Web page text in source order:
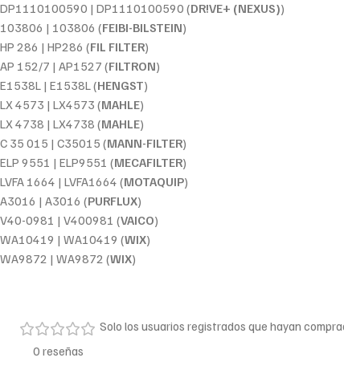
DP1110100590 | DP1110100590 (DR!VE+ (NEXUS))
103806 | 103806 (FEIBI-BILSTEIN)
HP 286 | HP286 (FIL FILTER)
AP 152/7 | AP1527 (FILTRON)
E1538L | E1538L (HENGST)
LX 4573 | LX4573 (MAHLE)
LX 4738 | LX4738 (MAHLE)
C 35 015 | C35015 (MANN-FILTER)
ELP 9551 | ELP9551 (MECAFILTER)
LVFA 1664 | LVFA1664 (MOTAQUIP)
A3016 | A3016 (PURFLUX)
V40-0981 | V400981 (VAICO)
WA10419 | WA10419 (WIX)
WA9872 | WA9872 (WIX)
0 reseñas
Solo los usuarios registrados que hayan